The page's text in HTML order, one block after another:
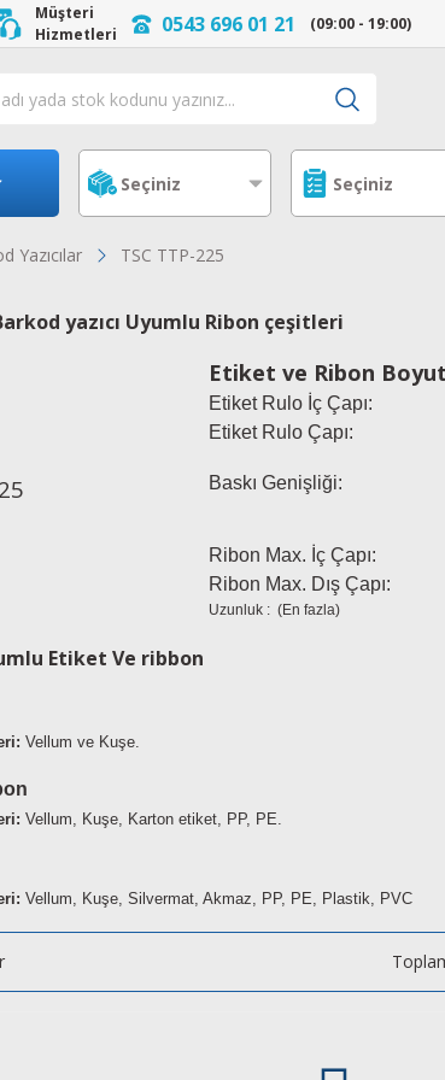
Müşteri
Hizmetleri
0543 696 01 21 (09:00 - 19:00)
Yazıcılar TSC TTP-225
yazıcı Uyumlu Ribon çeşitleri
Etiket ve Ribon
Etiket Rulo İç Çapı:
Etiket Rulo Çapı:
Baskı Genişliği:
Ribon Max. İç Çapı:
Ribon Max. Dış Çapı:
Uzunluk : (En fazla)
Etiket Ve ribbon
Vellum ve Kuşe.
Vellum, Kuşe, Karton etiket, PP, PE.
: Vellum, Kuşe, Silvermat, Akmaz, PP, PE, Plastik, PVC